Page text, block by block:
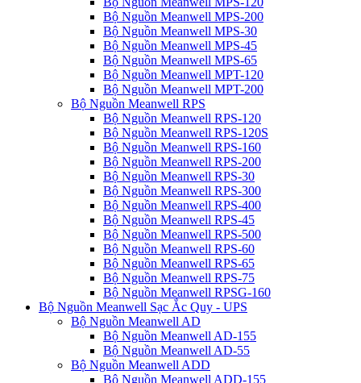
Bộ Nguồn Meanwell MPS-200
Bộ Nguồn Meanwell MPS-30
Bộ Nguồn Meanwell MPS-45
Bộ Nguồn Meanwell MPS-65
Bộ Nguồn Meanwell MPT-120
Bộ Nguồn Meanwell MPT-200
Bộ Nguồn Meanwell RPS
Bộ Nguồn Meanwell RPS-120
Bộ Nguồn Meanwell RPS-120S
Bộ Nguồn Meanwell RPS-160
Bộ Nguồn Meanwell RPS-200
Bộ Nguồn Meanwell RPS-30
Bộ Nguồn Meanwell RPS-300
Bộ Nguồn Meanwell RPS-400
Bộ Nguồn Meanwell RPS-45
Bộ Nguồn Meanwell RPS-500
Bộ Nguồn Meanwell RPS-60
Bộ Nguồn Meanwell RPS-65
Bộ Nguồn Meanwell RPS-75
Bộ Nguồn Meanwell RPSG-160
Bộ Nguồn Meanwell Sạc Ắc Quy - UPS
Bộ Nguồn Meanwell AD
Bộ Nguồn Meanwell AD-155
Bộ Nguồn Meanwell AD-55
Bộ Nguồn Meanwell ADD
Bộ Nguồn Meanwell ADD-155